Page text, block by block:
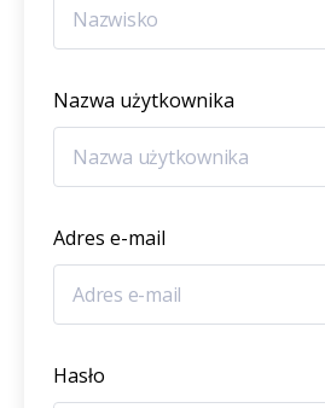
Nazwa użytkownika
Adres e-mail
Hasło